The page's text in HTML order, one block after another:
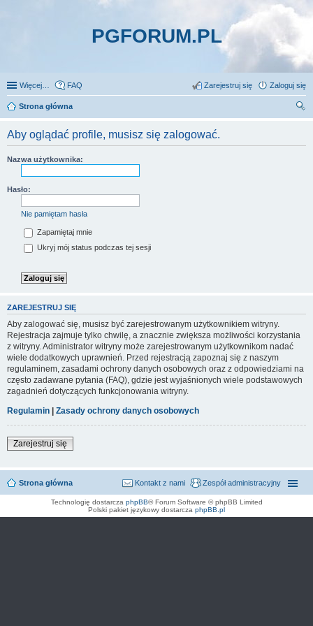
PGFORUM.PL
Więcej… FAQ Zaloguj się
Zarejestruj się
Strona główna
Aby oglądać profile, musisz się zalogować.
Nazwa użytkownika:
Hasło:
Nie pamiętam hasła
Zapamiętaj mnie
Ukryj mój status podczas tej sesji
ZAREJESTRUJ SIĘ
Aby zalogować się, musisz być zarejestrowanym użytkownikiem witryny.
Rejestracja zajmuje tylko chwilę, a znacznie zwiększa możliwości korzystania
z witryny. Administrator witryny może zarejestrowanym użytkownikom nadać
wiele dodatkowych uprawnień. Przed rejestracją zapoznaj się z naszym
regulaminem, zasadami ochrony danych osobowych oraz z odpowiedziami na
często zadawane pytania (FAQ), gdzie jest wyjaśnionych wiele podstawowych
zagadnień dotyczących funkcjonowania witryny.
Regulamin | Zasady ochrony danych osobowych
Zarejestruj się
Strona główna Zespół administracyjny
Kontakt z nami
Technologię dostarcza phpBB® Forum Software © phpBB Limited
Polski pakiet językowy dostarcza phpBB.pl